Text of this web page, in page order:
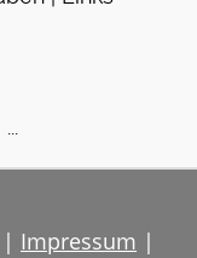
Impressum |